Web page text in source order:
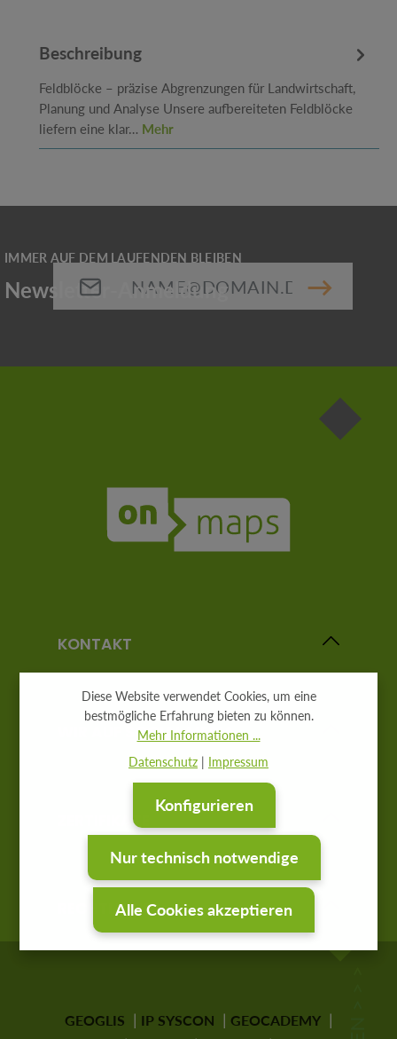
Beschreibung
Feldblöcke – präzise Abgrenzungen für Landwirtschaft,
Planung und Analyse Unsere aufbereiteten Feldblöcke
liefern eine klar… Mehr
Pflichtfelder.
KONTAKT
WIR AUF SOCIAL MEDIA
ZERTIFIKATE
RECHTLICHES
GEOGLIS IP SYSCON
GEOCADEMY
Diese Website verwendet Cookies, um eine
bestmögliche Erfahrung bieten zu können.
Mehr Informationen ...
Datenschutz | Impressum
Nur technisch notwendige
Konfigurieren
Alle Cookies akzeptieren